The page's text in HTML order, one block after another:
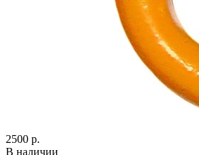
2500 р.
В наличии